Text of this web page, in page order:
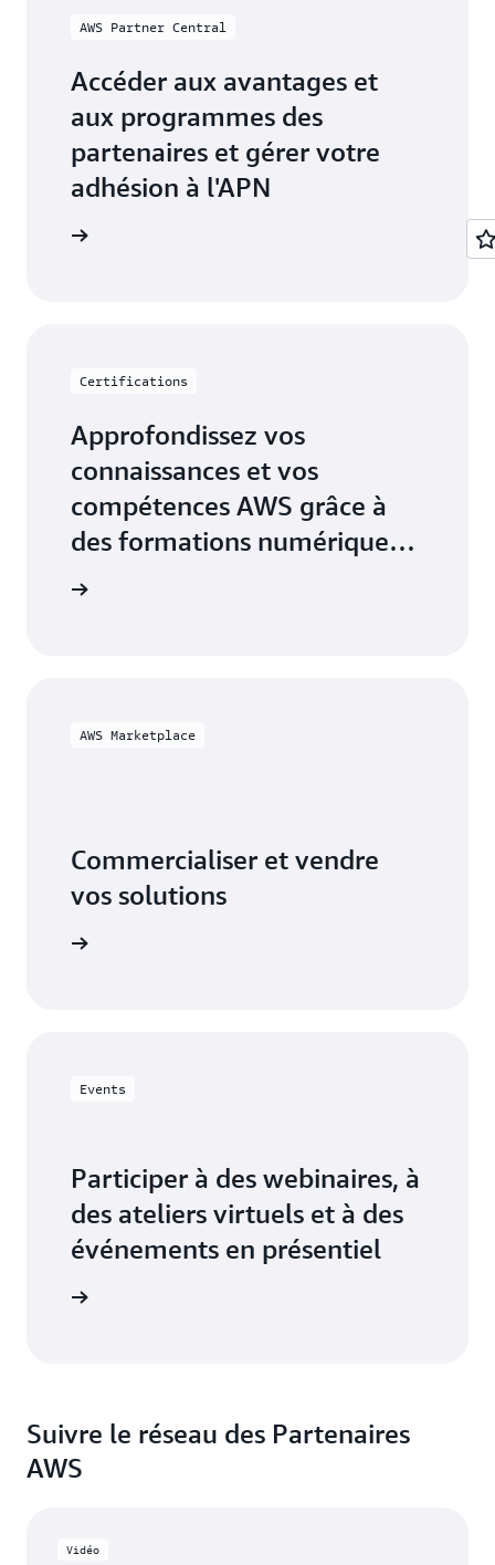
AWS Partner Central
Accéder aux avantages et
aux programmes des
partenaires et gérer votre
adhésion à l'APN
Certifications
Approfondissez vos
connaissances et vos
compétences AWS grâce à
des formations numériques
et en classe
AWS Marketplace
Commercialiser et vendre
vos solutions
Events
Participer à des webinaires, à
des ateliers virtuels et à des
événements en présentiel
Suivre le réseau des Partenaires
AWS
Vidéo